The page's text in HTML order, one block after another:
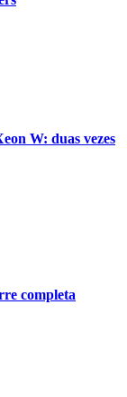
W: duas vezes
completa